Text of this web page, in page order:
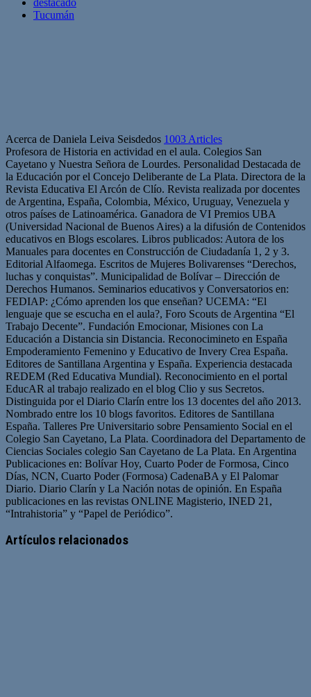
Tucumán
Acerca de Daniela Leiva Seisdedos 1003 Articles
Profesora de Historia en actividad en el aula. Colegios San
Cayetano y Nuestra Señora de Lourdes. Personalidad Destacada de
la Educación por el Concejo Deliberante de La Plata. Directora de la
Revista Educativa El Arcón de Clío. Revista realizada por docentes
de Argentina, España, Colombia, México, Uruguay, Venezuela y
otros países de Latinoamérica. Ganadora de VI Premios UBA
(Universidad Nacional de Buenos Aires) a la difusión de Contenidos
educativos en Blogs escolares. Libros publicados: Autora de los
Manuales para docentes en Construcción de Ciudadanía 1, 2 y 3.
Editorial Alfaomega. Escritos de Mujeres Bolivarenses “Derechos,
luchas y conquistas”. Municipalidad de Bolívar – Dirección de
Derechos Humanos. Seminarios educativos y Conversatorios en:
FEDIAP: ¿Cómo aprenden los que enseñan? UCEMA: “El
lenguaje que se escucha en el aula?, Foro Scouts de Argentina “El
Trabajo Decente”. Fundación Emocionar, Misiones con La
Educación a Distancia sin Distancia. Reconocimineto en España
Empoderamiento Femenino y Educativo de Invery Crea España.
Editores de Santillana Argentina y España. Experiencia destacada
REDEM (Red Educativa Mundial). Reconocimiento en el portal
EducAR al trabajo realizado en el blog Clio y sus Secretos.
Distinguida por el Diario Clarín entre los 13 docentes del año 2013.
Nombrado entre los 10 blogs favoritos. Editores de Santillana
España. Talleres Pre Universitario sobre Pensamiento Social en el
Colegio San Cayetano, La Plata. Coordinadora del Departamento de
Ciencias Sociales colegio San Cayetano de La Plata. En Argentina
Publicaciones en: Bolívar Hoy, Cuarto Poder de Formosa, Cinco
Días, NCN, Cuarto Poder (Formosa) CadenaBA y El Palomar
Diario. Diario Clarín y La Nación notas de opinión. En España
publicaciones en las revistas ONLINE Magisterio, INED 21,
“Intrahistoria” y “Papel de Periódico”.
web
Artículos relacionados